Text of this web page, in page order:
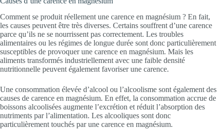
Comment se produit réellement une carence en magnésium ? En fait,
les causes peuvent être très diverses. Certains souffrent d’une carence
parce qu’ils ne se nourrissent pas correctement. Les troubles
alimentaires ou les régimes de longue durée sont donc particulièrement
susceptibles de provoquer une carence en magnésium. Mais les
aliments transformés industriellement avec une faible densité
nutritionnelle peuvent également favoriser une carence.
Une consommation élevée d’alcool ou l’alcoolisme sont également des
causes de carence en magnésium. En effet, la consommation accrue de
boissons alcoolisées augmente l’excrétion et réduit l’absorption des
nutriments par l’alimentation. Les alcooliques sont donc
particulièrement touchés par une carence en magnésium.